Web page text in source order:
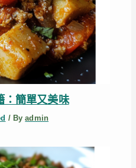
：簡單又美味
/ Byadmin